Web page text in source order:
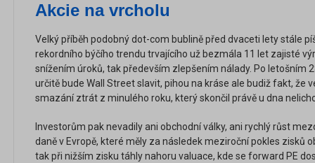
Akcie na vrcholu
Velký příběh podobný dot-com bublině před dvaceti lety stále
rekordního býčího trendu trvajícího už bezmála 11 let zajisté
snížením úroků, tak především zlepšením nálady. Po letošním
určitě bude Wall Street slavit, pihou na kráse ale budiž fakt, že
smazání ztrát z minulého roku, který skončil právě u dna
Investorům pak nevadily ani obchodní války, ani rychlý růst
daně v Evropě, které měly za následek meziroční pokles zisků
tak při nižším zisku táhly nahoru valuace, kde se forward PE